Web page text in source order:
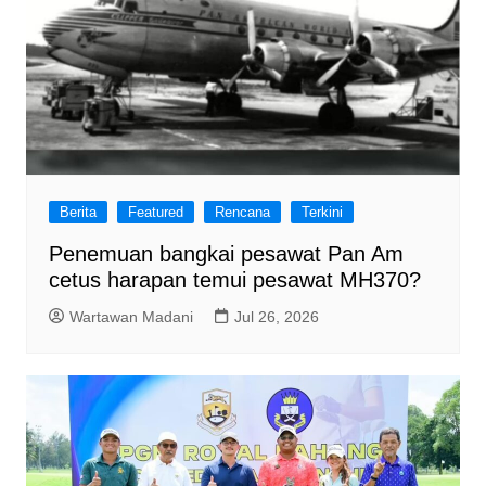
Berita Featured Rencana Terkini
Penemuan bangkai pesawat Pan Am
cetus harapan temui pesawat MH370?
Wartawan Madani Jul 26, 2026